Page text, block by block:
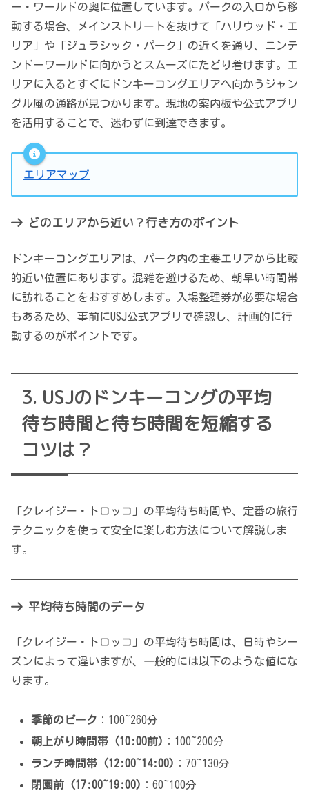
ー・ワールドの奥に位置しています。パークの入口から移
動する場合、メインストリートを抜けて「ハリウッド・エ
リア」や「ジュラシック・パーク」の近くを通り、ニンテ
ンドーワールドに向かうとスムーズにたどり着けます。エ
リアに入るとすぐにドンキーコングエリアへ向かうジャン
グル風の通路が見つかります。現地の案内板や公式アプリ
を活用することで、迷わずに到達できます。
エリアマップ
どのエリアから近い？行き方のポイント
ドンキーコングエリアは、パーク内の主要エリアから比較
的近い位置にあります。混雑を避けるため、朝早い時間帯
に訪れることをおすすめします。入場整理券が必要な場合
もあるため、事前にUSJ公式アプリで確認し、計画的に行
動するのがポイントです。
USJのドンキーコングの平均
待ち時間と待ち時間を短縮する
コツは？
「クレイジー・トロッコ」の平均待ち時間や、定番の旅行
テクニックを使って安全に楽しむ方法について解説しま
す。
平均待ち時間のデータ
「クレイジー・トロッコ」の平均待ち時間は、日時やシー
ズンによって違いますが、一般的には以下のような値にな
ります。
季節のピーク ：100~260分
朝上がり時間帯 (10:00前) ：100~200分
ランチ時間帯 (12:00~14:00) ：70~130分
閉園前 (17:00~19:00) ：60~100分